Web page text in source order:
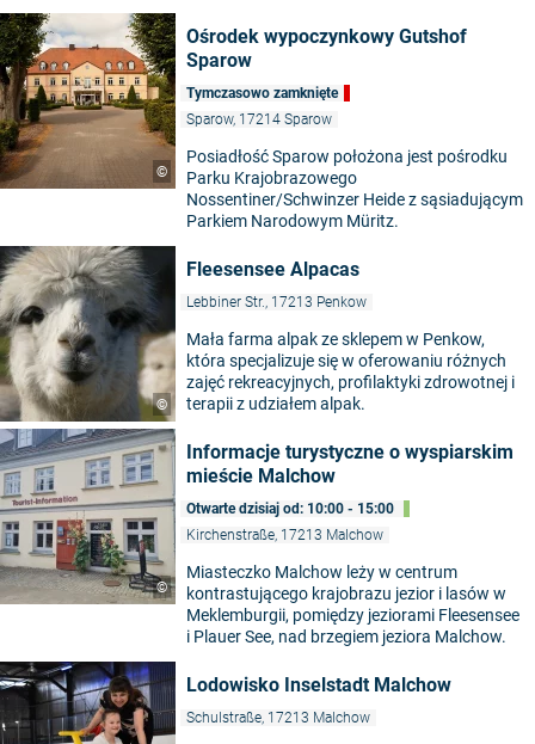
©
Ośrodek wypoczynkowy Gutshof
Sparow
Tymczasowo zamknięte
Sparow, 17214 Sparow
Posiadłość Sparow położona jest pośrodku
Parku Krajobrazowego
Nossentiner/Schwinzer Heide z sąsiadującym
Parkiem Narodowym Müritz.
©
Fleesensee Alpacas
Lebbiner Str., 17213 Penkow
Mała farma alpak ze sklepem w Penkow,
która specjalizuje się w oferowaniu różnych
zajęć rekreacyjnych, profilaktyki zdrowotnej i
terapii z udziałem alpak.
©
Informacje turystyczne o wyspiarskim
mieście Malchow
Otwarte dzisiaj od: 10:00 - 15:00
Kirchenstraße, 17213 Malchow
Miasteczko Malchow leży w centrum
kontrastującego krajobrazu jezior i lasów w
Meklemburgii, pomiędzy jeziorami Fleesensee
i Plauer See, nad brzegiem jeziora Malchow.
Lodowisko Inselstadt Malchow
Schulstraße, 17213 Malchow